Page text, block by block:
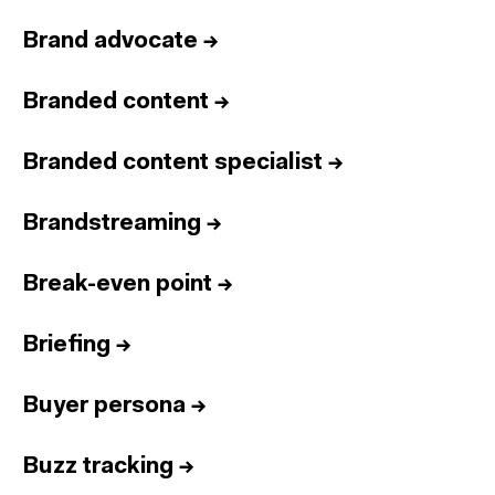
Brand advocate →
Branded content →
Branded content specialist →
Brandstreaming →
Break-even point →
Briefing →
Buyer persona →
Buzz tracking →